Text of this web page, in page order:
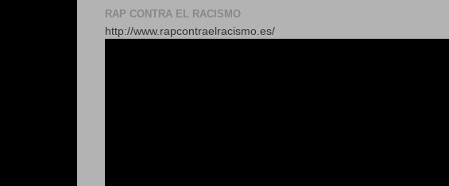
RAP CONTRA EL RACISMO
http://www.rapcontraelracismo.es/